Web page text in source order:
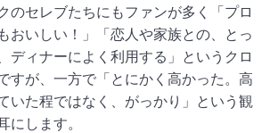
のセレブたちにもファンが多く「プロ
おいしい！」「恋人や家族との、とっ
ディナーによく利用する」というクロ
すが、一方で「とにかく高かった。高
いた程ではなく、がっかり」という観
にします。